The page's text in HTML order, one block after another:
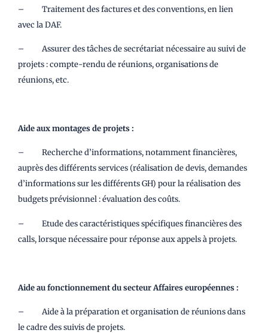
– Traitement des factures et des conventions, en lien
avec la DAF.
– Assurer des tâches de secrétariat nécessaire au suivi de
projets : compte-rendu de réunions, organisations de
réunions, etc.
Aide aux montages de projets :
– Recherche d’informations, notamment financières,
auprès des différents services (réalisation de devis, demandes
d’informations sur les différents GH) pour la réalisation des
budgets prévisionnel : évaluation des coûts.
– Etude des caractéristiques spécifiques financières des
calls, lorsque nécessaire pour réponse aux appels à projets.
Aide au fonctionnement du secteur Affaires européennes :
– Aide à la préparation et organisation de réunions dans
le cadre des suivis de projets.